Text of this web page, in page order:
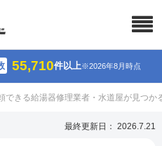
55,710件以上※2026年8月時点
できる給湯器修理業者・水道屋が見つか
最終更新日： 2026.7.21